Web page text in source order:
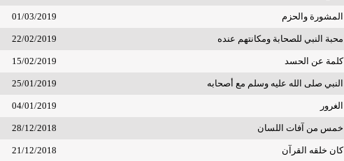
المشورة والحزم 01/03/2019
محبة النبي للصحابة ومكانتهم عنده 22/02/2019
كلمة عن الحسد 15/02/2019
النبي صلى الله عليه وسلم مع أصحابه 25/01/2019
الغرور 04/01/2019
خمس من آفات اللسان 28/12/2018
كان خلقه القرآن 21/12/2018